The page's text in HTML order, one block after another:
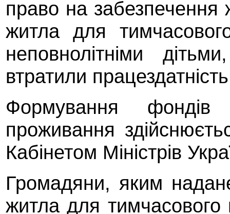
право на
житла для
неповнолітніми
втратили
Формування
проживання
Кабінетом Міністрів
Громадяни, яким
житла для